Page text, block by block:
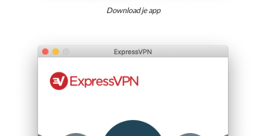
Download je app